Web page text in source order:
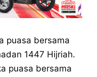
puasa bersama
1447 Hijriah.
puasa bersama